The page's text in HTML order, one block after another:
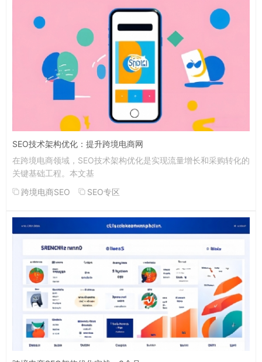
SEO技术架构优化：提升跨境电商网
在跨境电商领域，SEO技术架构优化是实现流量增长和采购转化的
关键基础工程。本文基
跨境电商SEO
SEO专区